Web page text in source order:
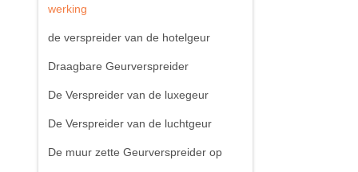
werking
de verspreider van de hotelgeur
Draagbare Geurverspreider
De Verspreider van de luxegeur
De Verspreider van de luchtgeur
De muur zette Geurverspreider op